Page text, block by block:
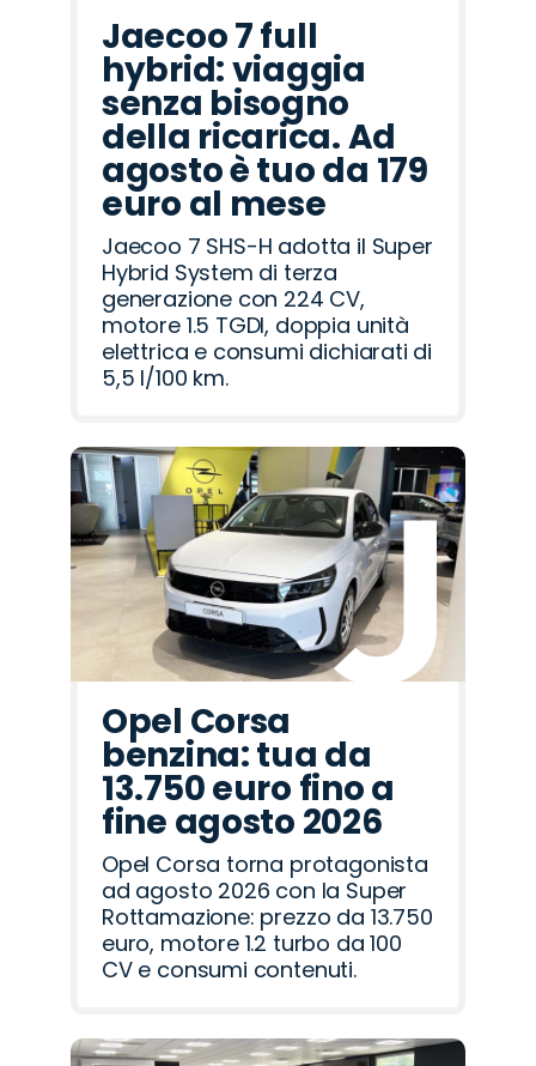
Jaecoo 7 full
hybrid: viaggia
senza bisogno
della ricarica. Ad
agosto è tuo da 179
euro al mese
Jaecoo 7 SHS-H adotta il Super
Hybrid System di terza
generazione con 224 CV,
motore 1.5 TGDI, doppia unità
elettrica e consumi dichiarati di
5,5 l/100 km.
Opel Corsa
benzina: tua da
13.750 euro fino a
fine agosto 2026
Opel Corsa torna protagonista
ad agosto 2026 con la Super
Rottamazione: prezzo da 13.750
euro, motore 1.2 turbo da 100
CV e consumi contenuti.